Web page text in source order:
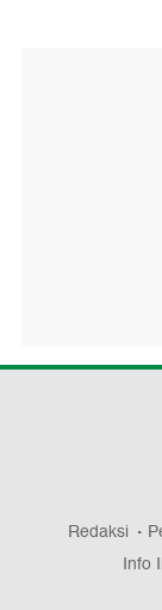
Redaksi
Info